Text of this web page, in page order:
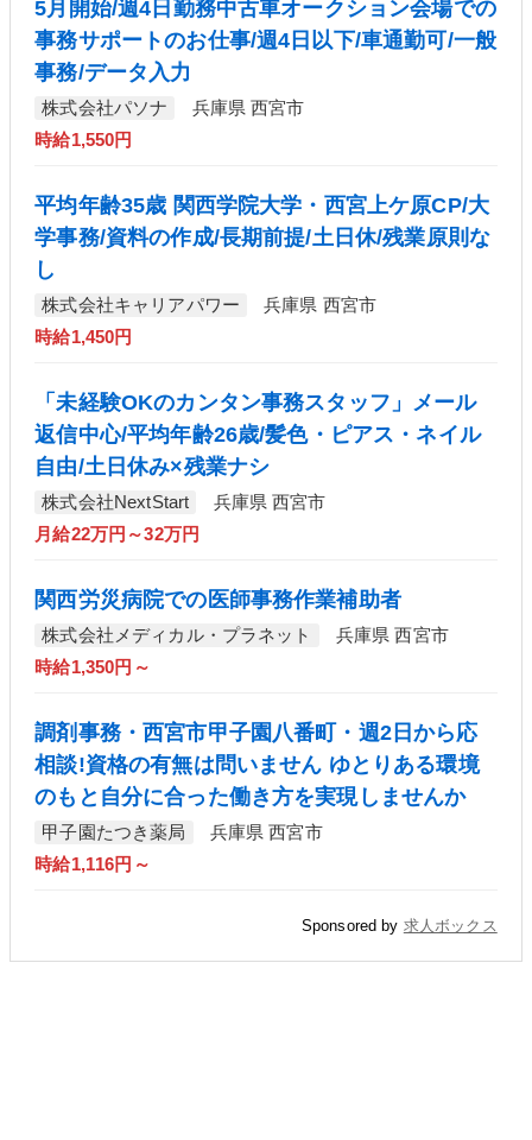
5月開始/週4日勤務中古車オークション会場での
事務サポートのお仕事/週4日以下/車通勤可/一般
事務/データ入力
株式会社パソナ
兵庫県 西宮市
時給1,550円
平均年齢35歳 関西学院大学・西宮上ケ原CP/大
学事務/資料の作成/長期前提/土日休/残業原則な
し
株式会社キャリアパワー
兵庫県 西宮市
時給1,450円
「未経験OKのカンタン事務スタッフ」メール
返信中心/平均年齢26歳/髪色・ピアス・ネイル
自由/土日休み×残業ナシ
株式会社NextStart
兵庫県 西宮市
月給22万円～32万円
関西労災病院での医師事務作業補助者
株式会社メディカル・プラネット
兵庫県 西宮市
時給1,350円～
調剤事務・西宮市甲子園八番町・週2日から応
相談!資格の有無は問いません ゆとりある環境
のもと自分に合った働き方を実現しませんか
甲子園たつき薬局
兵庫県 西宮市
時給1,116円～
Sponsored by 求人ボックス